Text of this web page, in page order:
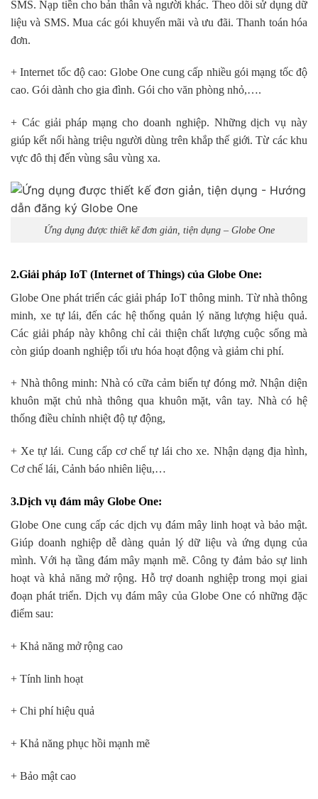
SMS. Nạp tiền cho bản thân và người khác. Theo dõi sử dụng dữ
liệu và SMS. Mua các gói khuyến mãi và ưu đãi. Thanh toán hóa
đơn.
+ Internet tốc độ cao: Globe One cung cấp nhiều gói mạng tốc độ
cao. Gói dành cho gia đình. Gói cho văn phòng nhỏ,….
+ Các giải pháp mạng cho doanh nghiệp. Những dịch vụ này
giúp kết nối hàng triệu người dùng trên khắp thế giới. Từ các khu
vực đô thị đến vùng sâu vùng xa.
Ứng dụng được thiết kế đơn giản, tiện dụng – Globe One
2.Giải pháp IoT (Internet of Things) của Globe One:
Globe One phát triển các giải pháp IoT thông minh. Từ nhà thông
minh, xe tự lái, đến các hệ thống quản lý năng lượng hiệu quả.
Các giải pháp này không chỉ cải thiện chất lượng cuộc sống mà
còn giúp doanh nghiệp tối ưu hóa hoạt động và giảm chi phí.
+ Nhà thông minh: Nhà có cữa cảm biến tự đóng mở. Nhận diện
khuôn mặt chủ nhà thông qua khuôn mặt, vân tay. Nhà có hệ
thống điều chỉnh nhiệt độ tự động,
+ Xe tự lái. Cung cấp cơ chế tự lái cho xe. Nhận dạng địa hình,
Cơ chế lái, Cảnh báo nhiên liệu,…
3.Dịch vụ đám mây Globe One:
Globe One cung cấp các dịch vụ đám mây linh hoạt và bảo mật.
Giúp doanh nghiệp dễ dàng quản lý dữ liệu và ứng dụng của
mình. Với hạ tầng đám mây mạnh mẽ. Công ty đảm bảo sự linh
hoạt và khả năng mở rộng. Hỗ trợ doanh nghiệp trong mọi giai
đoạn phát triển. Dịch vụ đám mây của Globe One có những đặc
điểm sau:
+ Khả năng mở rộng cao
+ Tính linh hoạt
+ Chi phí hiệu quả
+ Khả năng phục hồi mạnh mẽ
+ Bảo mật cao